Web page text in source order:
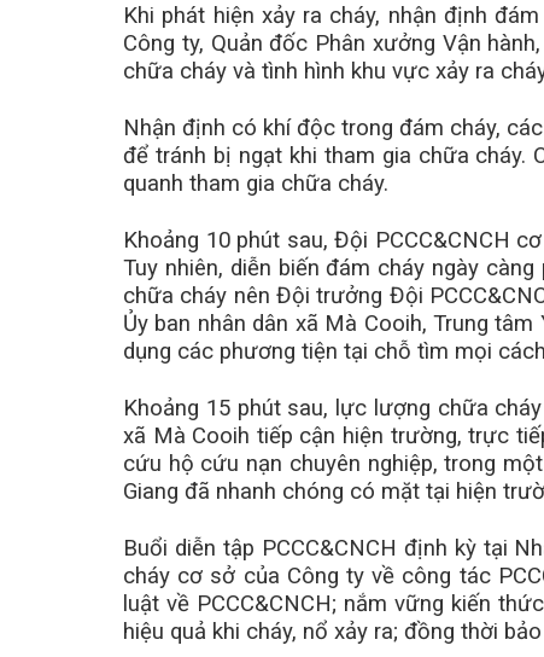
Khi phát hiện xảy ra cháy, nhận định
Công ty, Quản đốc Phân xưởng Vận
chữa cháy và tình hình khu vực xảy ra
Nhận định có khí độc trong đám cháy,
để tránh bị ngạt khi tham gia chữa cháy.
quanh tham gia chữa cháy.
Khoảng 10 phút sau, Đội PCCC&CNCH
Tuy nhiên, diễn biến đám cháy ngày
chữa cháy nên Đội trưởng Đội
Ủy ban nhân dân xã Mà Cooih, Trung
dụng các phương tiện tại chỗ tìm mọi
Khoảng 15 phút sau, lực lượng chữa
xã Mà Cooih tiếp cận hiện trường, trực
cứu hộ cứu nạn chuyên nghiệp, trong
Giang đã nhanh chóng có mặt tại hiện
Buổi diễn tập PCCC&CNCH định kỳ tại
cháy cơ sở của Công ty về công tác
luật về PCCC&CNCH; nắm vững kiến
hiệu quả khi cháy, nổ xảy ra; đồng thời